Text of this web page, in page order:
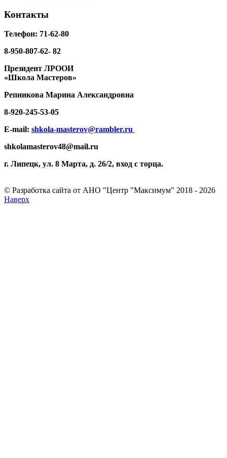
Контакты
Телефон: 71-62-80
8-950-807-62- 82
Президент ЛРООИ
«Школа Мастеров»
Репникова Марина Александровна
8-920-245-53-05
E-mail: shkola-masterov@rambler.ru
shkolamasterov48@mail.ru
г. Липецк, ул. 8 Марта, д. 26/2, вход с торца.
© Разработка сайта от АНО "Центр "Максимум" 2018 - 2026
Наверх